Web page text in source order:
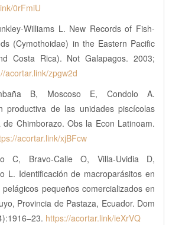
0rFmiU
Williams L. New Records of Fish-
(Cymothoidae) in the Eastern Pacific
Costa Rica). Not Galapagos. 2003;
acortar.link/zpgw2d
B, Moscoso E, Condolo A.
productiva de las unidades piscícolas
Chimborazo. Obs la Econ Latinoam.
acortar.link/xjBFcw
C, Bravo-Calle O, Villa-Uvidia D,
L. Identificación de macroparásitos en
pequeños comercializados en
Provincia de Pastaza, Ecuador. Dom
https://acortar.link/ieXrVQ